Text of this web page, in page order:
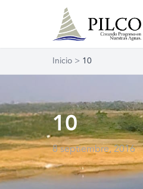
Inicio > 10
10
8 septiembre, 2016